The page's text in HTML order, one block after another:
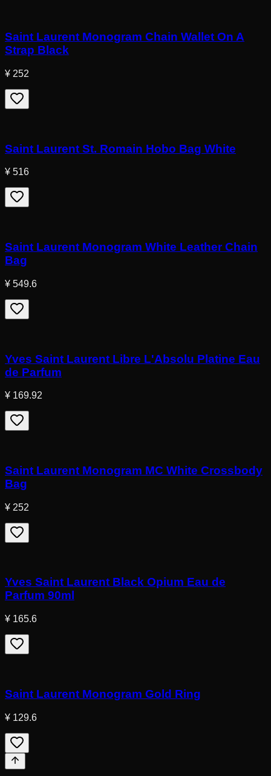
Saint Laurent Monogram Chain Wallet On A
Strap Black
¥ 252
Saint Laurent St. Romain Hobo Bag White
¥ 516
Saint Laurent Monogram White Leather Chain
Bag
¥ 549.6
Yves Saint Laurent Libre L'Absolu Platine Eau
de Parfum
¥ 169.92
Saint Laurent Monogram MC White Crossbody
Bag
¥ 252
Yves Saint Laurent Black Opium Eau de
Parfum 90ml
¥ 165.6
Saint Laurent Monogram Gold Ring
¥ 129.6